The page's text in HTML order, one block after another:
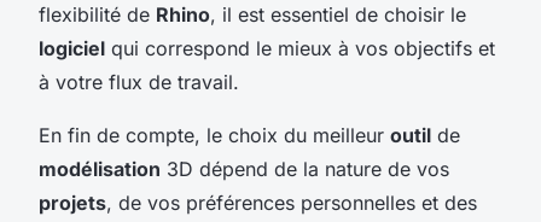
flexibilité de Rhino, il est essentiel de choisir le
logiciel qui correspond le mieux à vos objectifs et
à votre flux de travail.
En fin de compte, le choix du meilleur outil de
modélisation 3D dépend de la nature de vos
projets, de vos préférences personnelles et des